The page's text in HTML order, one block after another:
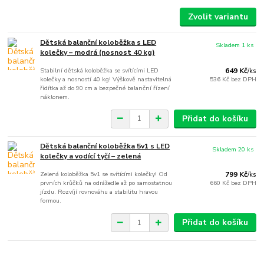
Zvolit variantu
Dětská balanční koloběžka s LED
kolečky – modrá (nosnost 40 kg)
Stabilní dětská koloběžka se svítícími LED
kolečky a nosností 40 kg! Výškově nastavitelná
řídítka až do 90 cm a bezpečné balanční řízení
náklonem.
649 Kč/ks
536 Kč bez DPH
Skladem 1 ks
Přidat do košíku
Dětská balanční koloběžka 5v1 s LED
kolečky a vodící tyčí – zelená
Zelená koloběžka 5v1 se svítícími kolečky! Od
prvních krůčků na odrážedle až po samostatnou
jízdu. Rozvíjí rovnováhu a stabilitu hravou
formou.
799 Kč/ks
660 Kč bez DPH
Skladem 20 ks
Přidat do košíku